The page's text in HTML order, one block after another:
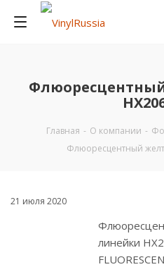
Главная - О компании -
Флюоресцентный
21 июля 2020
линейки